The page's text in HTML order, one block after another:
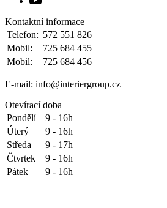
Kontaktní informace
Telefon: 572 551 826
Mobil:
725 684 455
Mobil:
725 684 456
E-mail: info@interiergroup.cz
Otevírací doba
Pondělí
9 - 16h
Úterý
9 - 16h
Středa
9 - 17h
Čtvrtek
9 - 16h
Pátek
9 - 16h